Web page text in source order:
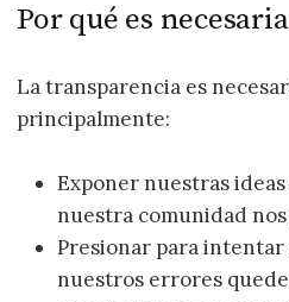
Por qué es
La transparencia es
principalmente:
Exponer nuestras
nuestra comunidad
Presionar para intentar
nuestros errores